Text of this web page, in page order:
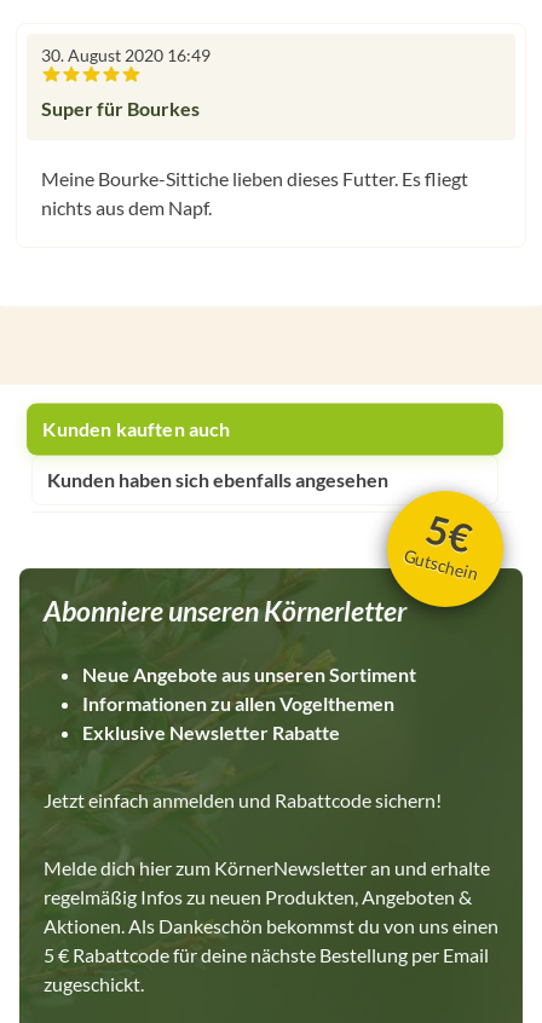
30. August 2020 16:49
Super für Bourkes
Meine Bourke-Sittiche lieben dieses Futter. Es fliegt
nichts aus dem Napf.
Kunden kauften auch
Kunden haben sich ebenfalls angesehen
5€
Gutschein
Abonniere unseren Körnerletter
Neue Angebote aus unseren Sortiment
Informationen zu allen Vogelthemen
Exklusive Newsletter Rabatte
Jetzt einfach anmelden und Rabattcode sichern!
Melde dich hier zum KörnerNewsletter an und erhalte
regelmäßig Infos zu neuen Produkten, Angeboten &
Aktionen. Als Dankeschön bekommst du von uns einen
5 € Rabattcode für deine nächste Bestellung per Email
zugeschickt.